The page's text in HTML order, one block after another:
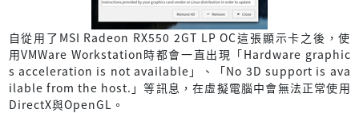
自從用了MSI Radeon RX550 2GT LP OC這張顯示卡之後，使
用VMWare Workstation時都會一直出現「Hardware graphic
s acceleration is not available」、「No 3D support is ava
ilable from the host.」等訊息，在虛擬電腦中會無法正常使用
DirectX與OpenGL。